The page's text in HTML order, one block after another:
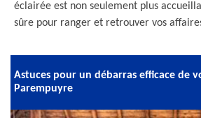
éclairée est non seulement plus
sûre pour ranger et retrouver vos
Astuces pour un débarras efficace de
Parempuyre